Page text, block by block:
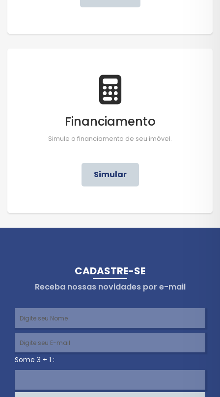
Financiamento
Simule o financiamento de seu imóvel.
Simular
CADASTRE-SE
Receba nossas novidades por e-mail
Some 3 + 1 :